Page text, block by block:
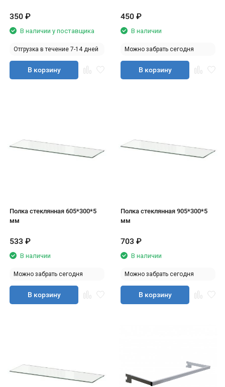
350 ₽
В наличии у поставщика
Отгрузка в течение 7-14 дней
В корзину
450 ₽
В наличии
Можно забрать сегодня
В корзину
Полка стеклянная 605*300*5
мм
533 ₽
В наличии
Можно забрать сегодня
В корзину
Полка стеклянная 905*300*5
мм
703 ₽
В наличии
Можно забрать сегодня
В корзину